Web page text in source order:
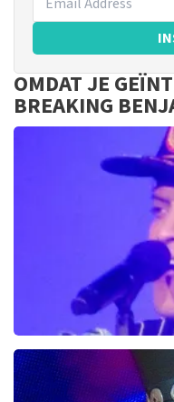
OMDAT JE
BREAKING
Bruno Mars
100+